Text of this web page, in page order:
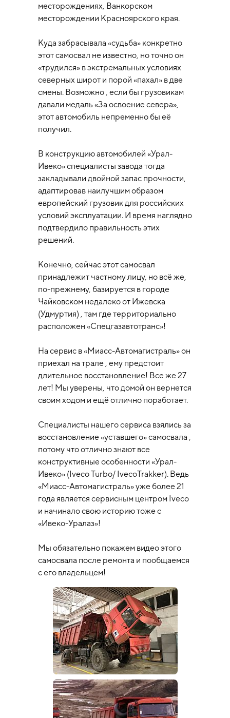
месторождениях, Ванкорском
месторождении Красноярского края.
Куда забрасывала «судьба» конкретно
этот самосвал не известно, но точно он
«трудился» в экстремальных условиях
северных широт и порой «пахал» в две
смены. Возможно , если бы грузовикам
давали медаль «За освоение севера»,
этот автомобиль непременно бы её
получил.
В конструкцию автомобилей «Урал-
Ивеко» специалисты завода тогда
закладывали двойной запас прочности,
адаптировав наилучшим образом
европейский грузовик для российских
условий эксплуатации. И время наглядно
подтвердило правильность этих
решений.
Конечно, сейчас этот самосвал
принадлежит частному лицу, но всё же,
по-прежнему, базируется в городе
Чайковском недалеко от Ижевска
(Удмуртия) , там где территориально
расположен «Спецгазавтотранс»!
На сервис в «Миасс-Автомагистраль» он
приехал на трале , ему предстоит
длительное восстановление! Все же 27
лет! Мы уверены, что домой он вернется
своим ходом и ещё отлично поработает.
Специалисты нашего сервиса взялись за
восстановление «уставшего» самосвала ,
потому что отлично знают все
конструктивные особенности «Урал-
Ивеко» (Iveco Turbo/ IvecoTrakker). Ведь
«Миасс-Автомагистраль» уже более 21
года является сервисным центром Iveco
и начинало свою историю тоже с
«Ивеко-Уралаз»!
Мы обязательно покажем видео этого
самосвала после ремонта и пообщаемся
с его владельцем!